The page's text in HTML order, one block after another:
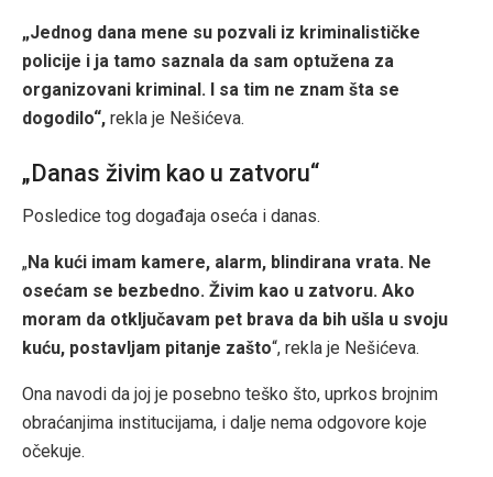
„Jednog dana mene su pozvali iz kriminalističke
policije i ja tamo saznala da sam optužena za
organizovani kriminal. I sa tim ne znam šta se
dogodilo“, rekla je Nešićeva.
„Danas živim kao u zatvoru“
Posledice tog događaja oseća i danas.
„Na kući imam kamere, alarm, blindirana vrata. Ne
osećam se bezbedno. Živim kao u zatvoru. Ako
moram da otključavam pet brava da bih ušla u svoju
kuću, postavljam pitanje zašto“, rekla je Nešićeva.
Ona navodi da joj je posebno teško što, uprkos brojnim
obraćanjima institucijama, i dalje nema odgovore koje
očekuje.